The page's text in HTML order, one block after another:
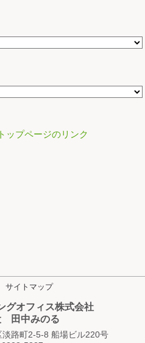
サイトマップ
グオフィス株式会社
田中みのる
路町2-5-8 船場ビル220号